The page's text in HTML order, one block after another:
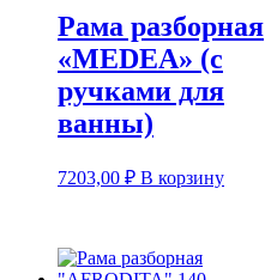
Рама разборная
«MEDEA» (с
ручками для
ванны)
7203,00 ₽ В корзину